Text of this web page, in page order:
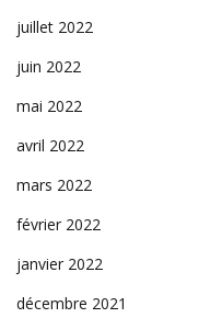
juillet 2022
juin 2022
mai 2022
avril 2022
mars 2022
février 2022
janvier 2022
décembre 2021